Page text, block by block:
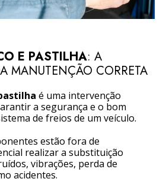
E PASTILHA: A
MANUTENÇÃO CORRETA
é uma intervenção
a segurança e o bom
de freios de um veículo.
estão fora de
realizar a substituição
vibrações, perda de
acidentes.